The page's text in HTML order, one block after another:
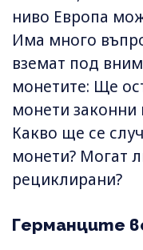
ниво Европа
Има много
вземат под
монетите: Ще
монети законни
Какво ще се
монети? Могат
рециклирани?
Германците